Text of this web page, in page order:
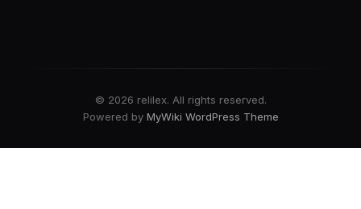
© 2026 relilex. All rights reserved.
Powered by MyWiki WordPress Theme